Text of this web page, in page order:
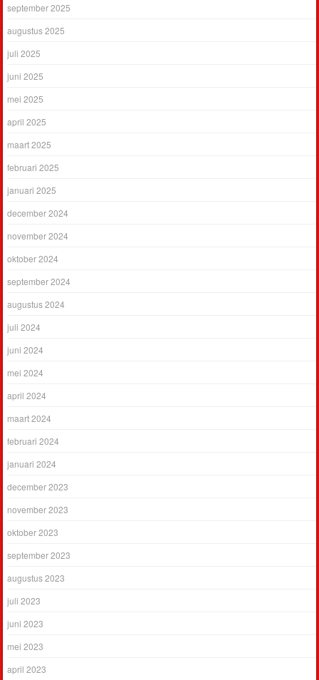
september 2025
augustus 2025
juli 2025
juni 2025
mei 2025
april 2025
maart 2025
februari 2025
januari 2025
december 2024
november 2024
oktober 2024
september 2024
augustus 2024
juli 2024
juni 2024
mei 2024
april 2024
maart 2024
februari 2024
januari 2024
december 2023
november 2023
oktober 2023
september 2023
augustus 2023
juli 2023
juni 2023
mei 2023
april 2023